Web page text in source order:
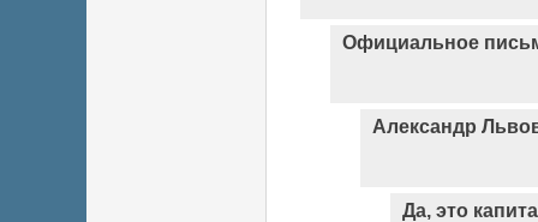
Официальное
Александр
Да, это